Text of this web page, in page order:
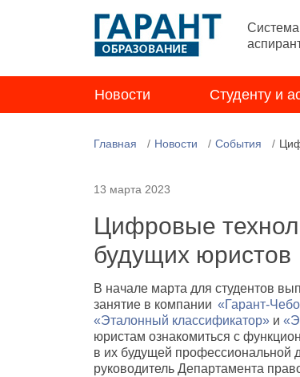
Новости Студенту и
Главная Новости События
13 марта 2023
Цифровые
будущих юристов
В начале марта для студентов
занятие в компании «Гарант-
«Эталонный классификатор» и
юристам ознакомиться с
в их будущей профессиональной
руководитель Департамента